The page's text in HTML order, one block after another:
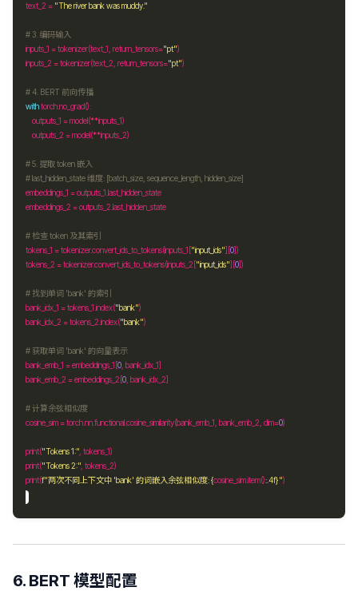
text_2 = "The river bank was muddy."
# 3. 编码输入
inputs_1 = tokenizer(text_1, return_tensors="pt"
inputs_2 = tokenizer(text_2, return_tensors="pt"
# 4. BERT 前向传播
with torch
    outputs_1
= model(**
    outputs_2
= model(**
# 5. 提取 token 嵌入
# last_hidden_state 维度: [batch_size, sequence_length, hidden_size]
embeddings_1 = outputs_1
embeddings_2 = outputs_2
# 检查 token 及其索引
tokens_1 = tokenizer.convert_ids_to_tokens(inputs_1["input_ids"][0
tokens_2 = tokenizer.convert_ids_to_tokens(inputs_2["input_ids"][0
# 找到单词 'bank' 的索引
bank_idx_1 = tokens_1 index("bank"
bank_idx_2 = tokens_2 index("bank"
# 获取单词 'bank' 的向量表示
bank_emb_1 = embeddings_1[0
bank_emb_2 = embeddings_2[0
# 计算余弦相似度
cosine_sim = torchnnfunctionalcosine_similarity(bank_emb_1, bank_emb_2, dim=0
print("Tokens 1:"
print("Tokens 2:"
print(f"两次不同上下文中 'bank' 的词嵌入余弦相似度: {cosine_simitem():.4f}"
6. BERT 模型配置